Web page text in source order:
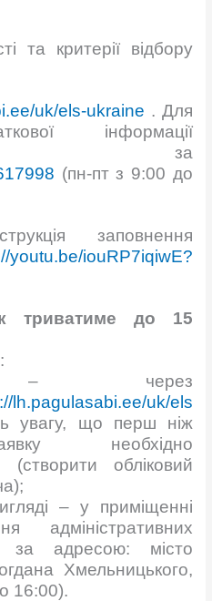
та критерії відбору
uk/els-ukraine . Для
інформації
за
(пн-пт з 9:00 до
заповнення
youtu.be/iouRP7iqiwE?
триватиме до 15
– через
lh.pagulasabi.ee/uk/els
увагу, що перш ніж
необхідно
(створити обліковий
– у приміщенні
адміністративних
за адресою: місто
Хмельницького,
16:00).